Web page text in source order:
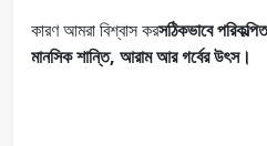
কারণ আমরা বিশ্বাস করসঠিকভাবে
মানসিক শান্তি, আরাম আর গর্বের উৎস।